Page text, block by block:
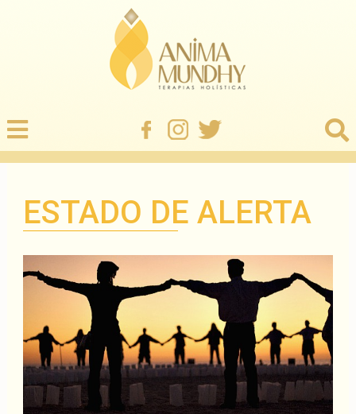
ESTADO DE ALERTA